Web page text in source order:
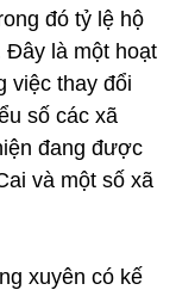
đó tỷ lệ hộ
Đây là một hoạt
việc thay đổi
số các xã
đang được
và một số xã
xuyên có kế